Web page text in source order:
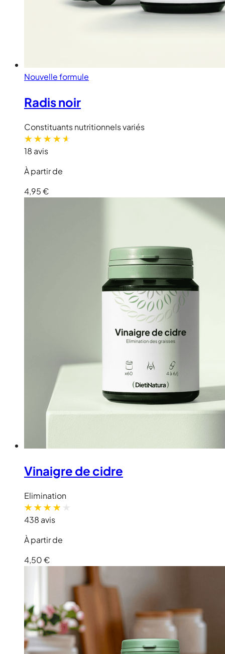
Nouvelle formule
Radis noir
Constituants nutritionnels variés
18 avis
À partir de
4,95 €
Vinaigre de cidre
Elimination
438 avis
À partir de
4,50 €